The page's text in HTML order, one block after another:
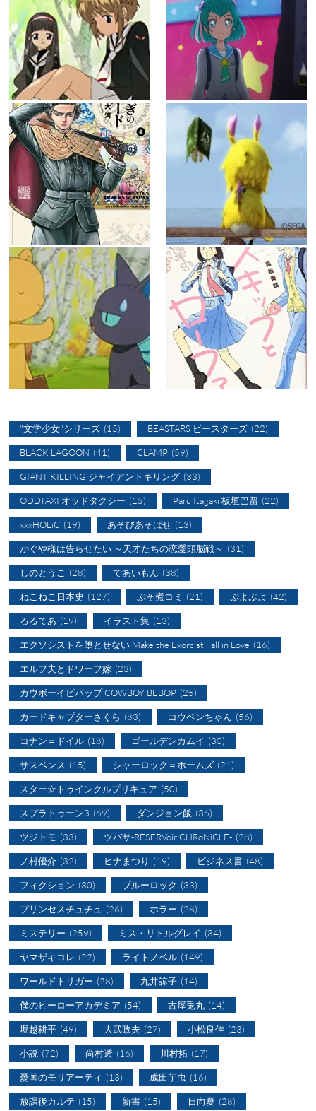
"文学少女"シリーズ (15) BEASTARS ビースターズ (22)
BLACK LAGOON (41) CLAMP (59)
GIANT KILLING ジャイアントキリング (33)
ODDTAXI オッドタクシー (15) Paru Itagaki 板垣巴留 (22)
xxxHOLiC (19) あそびあそばせ (13)
かぐや様は告らせたい ～天才たちの恋愛頭脳戦～ (31)
しのとうこ (28) であいもん (38)
ねこねこ日本史 (127) ぷそ煮コミ (21) ぷよぷよ (42)
るるてあ (19) イラスト集 (13)
エクソシストを堕とせない Make the Exorcist Fall in Love (16)
エルフ夫とドワーフ嫁 (23)
カウボーイビバップ COWBOY BEBOP (25)
カードキャプターさくら (83) コウペンちゃん (56)
コナン＝ドイル (18) ゴールデンカムイ (30)
サスペンス (15) シャーロック＝ホームズ (21)
スター☆トゥインクルプリキュア (50)
スプラトゥーン3 (69) ダンジョン飯 (36)
ツジトモ (33) ツバサ-RESERVoir CHRoNiCLE- (28)
ノ村優介 (32) ヒナまつり (19) ビジネス書 (48)
フィクション (30) ブルーロック (33)
プリンセスチュチュ (26) ホラー (28)
ミステリー (259) ミス・リトルグレイ (34)
ヤマザキコレ (22) ライトノベル (149)
ワールドトリガー (28) 九井諒子 (14)
僕のヒーローアカデミア (54) 古屋兎丸 (14)
堀越耕平 (49) 大武政夫 (27) 小松良佳 (23)
小説 (72) 尚村透 (16) 川村拓 (17)
憂国のモリアーティ (13) 成田芋虫 (16)
放課後カルテ (15) 新書 (15) 日向夏 (28)